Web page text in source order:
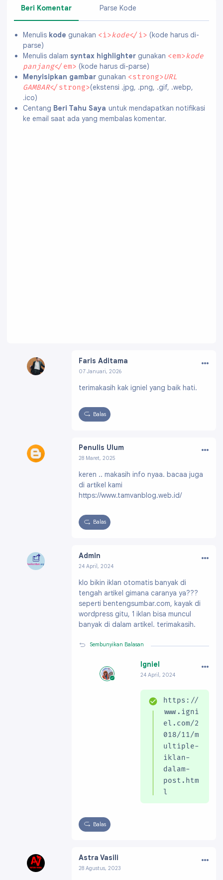
Beri Komentar Parse Kode
Menulis kode gunakan <i>kode</i> (kode harus di-
parse)
Menulis dalam syntax highlightergunakan <em>kode
panjang</em> (kode harus di-parse)
Menyisipkan gambargunakan <strong>URL
GAMBAR</strong>(ekstensi .jpg, .png, .gif, .webp,
.ico)
Centang Beri Tahu Saya untuk mendapatkan notifikasi
ke email saat ada yang membalas komentar.
Faris Aditama
07 Januari, 2026
49925634462604007
…
terimakasih kak igniel yang baik hati.
Balas
Penulis Ulum
28 Maret, 2025
8719809251302868
…
keren .. makasih info nyaa. bacaa juga
di artikel kami
https://www.tamvanblog.web.id/
Balas
Admin
24 April, 2024
7504939651863046
…
klo bikin iklan otomatis banyak di
tengah artikel gimana caranya ya???
seperti bentengsumbar.com, kayak di
wordpress gitu, 1 iklan bisa muncul
banyak di dalam artikel. terimakasih.
Sembunyikan Balasan
Igniel
24 April, 2024
w.blogger.com/pro
file/091991703796
61896200
…
https://
www.igni
el.com/2
018/11/m
ultiple-
iklan-
dalam-
post.htm
l
Balas
Astra Vasili
28 Agustus, 2023
…